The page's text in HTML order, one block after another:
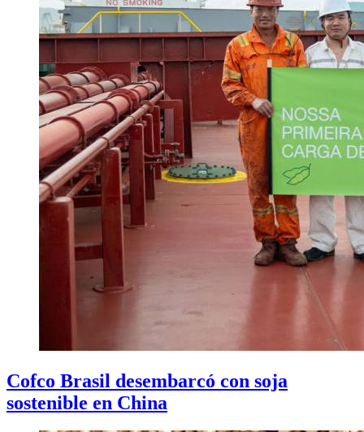
Cofco Brasil desembarcó con soja
sostenible en China